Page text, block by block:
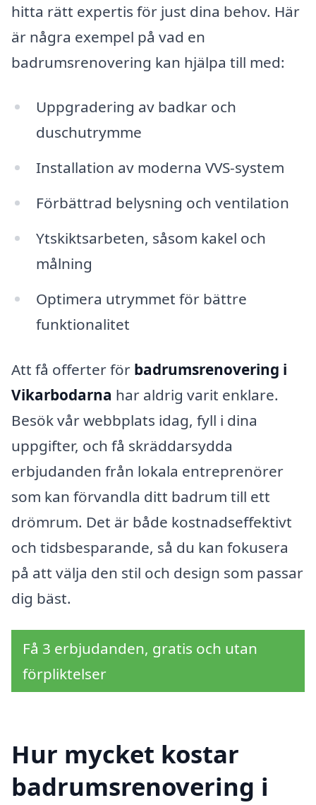
hitta rätt expertis för just dina behov. Här
är några exempel på vad en
badrumsrenovering kan hjälpa till med:
Uppgradering av badkar och
duschutrymme
Installation av moderna VVS-system
Förbättrad belysning och ventilation
Ytskiktsarbeten, såsom kakel och
målning
Optimera utrymmet för bättre
funktionalitet
Att få offerter för badrumsrenovering i
Vikarbodarna har aldrig varit enklare.
Besök vår webbplats idag, fyll i dina
uppgifter, och få skräddarsydda
erbjudanden från lokala entreprenörer
som kan förvandla ditt badrum till ett
drömrum. Det är både kostnadseffektivt
och tidsbesparande, så du kan fokusera
på att välja den stil och design som passar
dig bäst.
Få 3 erbjudanden, gratis och utan
förpliktelser
Hur mycket kostar
badrumsrenovering i